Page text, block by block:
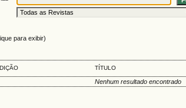
para exibir)
TÍTULO
Nenhum resultado encontrado